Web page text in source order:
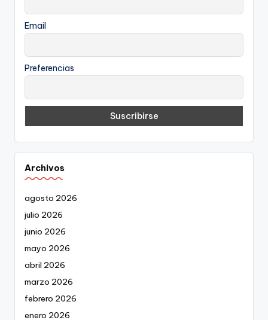
Email
Preferencias
Archivos
agosto 2026
julio 2026
junio 2026
mayo 2026
abril 2026
marzo 2026
febrero 2026
enero 2026